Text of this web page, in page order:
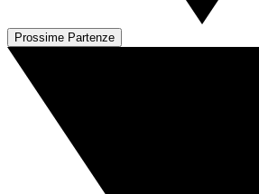
Prossime Partenze